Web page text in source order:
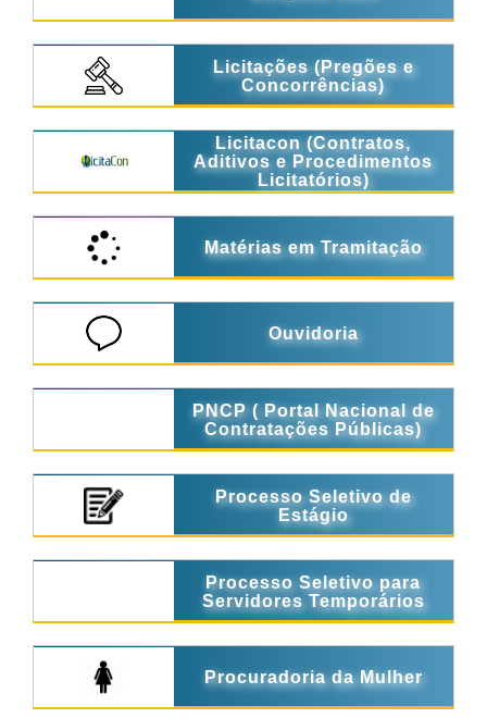
Licitações (Pregões e
Concorrências)
Licitacon (Contratos,
Aditivos e Procedimentos
Licitatórios)
Matérias em Tramitação
Ouvidoria
PNCP ( Portal Nacional de
Contratações Públicas)
Processo Seletivo de
Estágio
Processo Seletivo para
Servidores Temporários
Procuradoria da Mulher